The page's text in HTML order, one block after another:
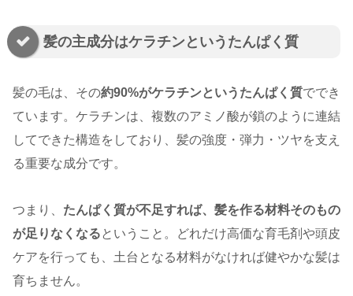
髪の主成分はケラチンというたんぱく質
髪の毛は、その約90%がケラチンというたんぱく質ででき
ています。ケラチンは、複数のアミノ酸が鎖のように連結
してできた構造をしており、髪の強度・弾力・ツヤを支え
る重要な成分です。
つまり、 たんぱく質が不足すれば、髪を作る材料そのもの
が足りなくなる ということ。どれだけ高価な育毛剤や頭皮
ケアを行っても、土台となる材料がなければ健やかな髪は
育ちません。